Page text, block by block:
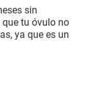
sin
tu óvulo no
ya que es un